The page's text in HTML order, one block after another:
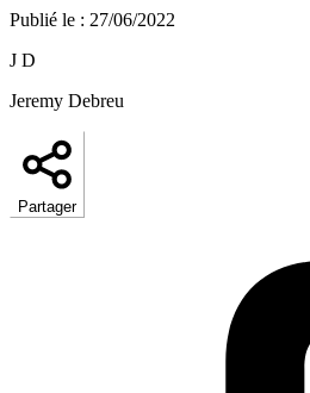
Publié le : 27/06/2022
J D
Jeremy Debreu
Partager